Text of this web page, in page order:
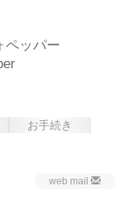
ペッパー
お手続き
web mail